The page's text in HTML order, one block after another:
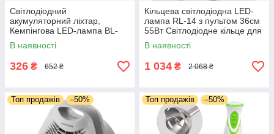
Світлодіодний
акумуляторний ліхтар,
Кемпінгова LED-лампа BL-
5800T з функцією POWER
BANK для туризму
В наявності
326 ₴ 652 ₴
Кільцева світлодіодна LED-
лампа RL-14 з пультом 36см
55Вт Світлодіодне кільце для
селфі
В наявності
1 034 ₴ 2 068 ₴
Топ продажів –50% Топ продажів –50%